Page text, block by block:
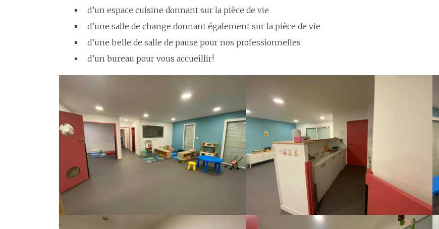
d’un espace cuisine donnant sur la pièce de vie
d’une salle de change donnant également sur la pièce de vie
d’une belle de salle de pause pour nos professionnelles
d’un bureau pour vous accueillir!